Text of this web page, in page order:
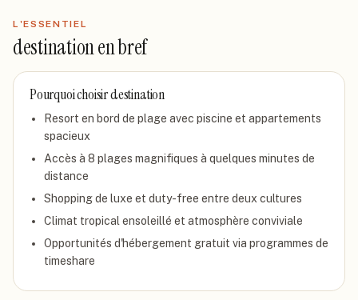
L'ESSENTIEL
destinationen bref
Pourquoi choisirdestination
Resort en bord de plage avec piscine et appartements
spacieux
Accès à 8 plages magnifiques à quelques minutes de
distance
Shopping de luxe et duty-free entre deux cultures
Climat tropical ensoleillé et atmosphère conviviale
Opportunités d'hébergement gratuit via programmes de
timeshare